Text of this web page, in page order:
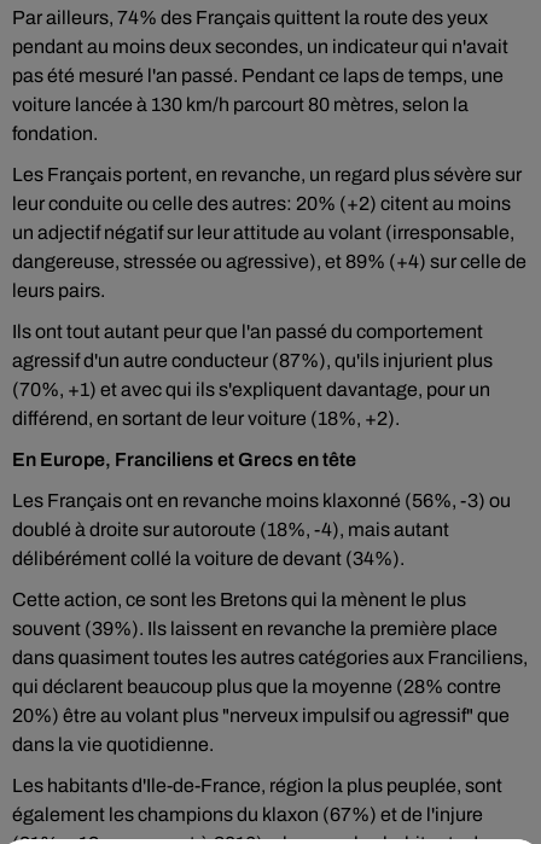
Par ailleurs, 74% des Français quittent la route des yeux
pendant au moins deux secondes, un indicateur qui n'avait
pas été mesuré l'an passé. Pendant ce laps de temps, une
voiture lancée à 130 km/h parcourt 80 mètres, selon la
fondation.
Les Français portent, en revanche, un regard plus sévère sur
leur conduite ou celle des autres: 20% (+2) citent au moins
un adjectif négatif sur leur attitude au volant (irresponsable,
dangereuse, stressée ou agressive), et 89% (+4) sur celle de
leurs pairs.
Ils ont tout autant peur que l'an passé du comportement
agressif d'un autre conducteur (87%), qu'ils injurient plus
(70%, +1) et avec qui ils s'expliquent davantage, pour un
différend, en sortant de leur voiture (18%, +2).
En Europe, Franciliens et Grecs en tête
Les Français ont en revanche moins klaxonné (56%, -3) ou
doublé à droite sur autoroute (18%, -4), mais autant
délibérément collé la voiture de devant (34%).
Cette action, ce sont les Bretons qui la mènent le plus
souvent (39%). Ils laissent en revanche la première place
dans quasiment toutes les autres catégories aux Franciliens,
qui déclarent beaucoup plus que la moyenne (28% contre
20%) être au volant plus "nerveux impulsif ou agressif" que
dans la vie quotidienne.
Les habitants d'Ile-de-France, région la plus peuplée, sont
également les champions du klaxon (67%) et de l'injure